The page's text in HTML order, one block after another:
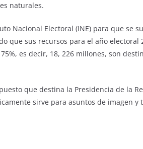
naturales.
Nacional Electoral (INE) para que se
que sus recursos para el año electoral
es decir, 18, 226 millones, son
que destina la Presidencia de la
sirve para asuntos de imagen y